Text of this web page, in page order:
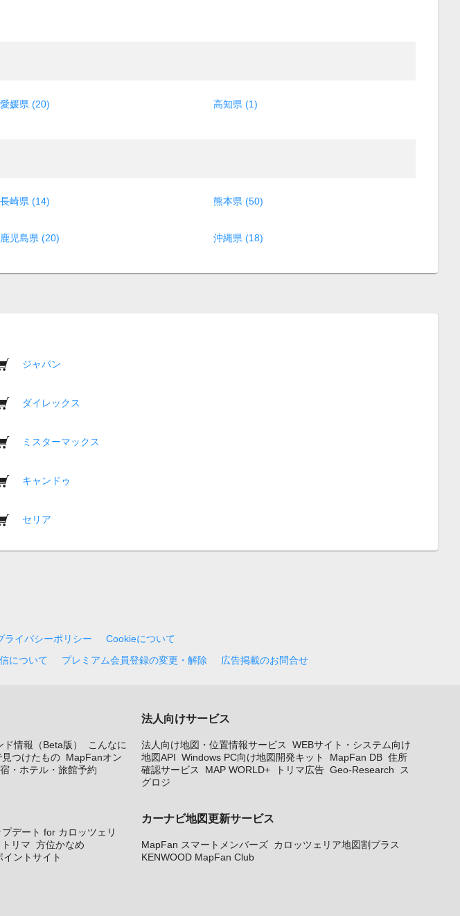
愛媛県 (20) 高知県 (1)
長崎県 (14) 熊本県 (50)
鹿児島県 (20) 沖縄県 (18)
ジャパン
ダイレックス
ミスターマックス
キャンドゥ
セリア
ライバシーポリシー
Cookieについて
について プレミアム会員登録の変更・解除 広告掲載のお問合せ
情報（Beta版）
こんなに
つけたもの MapFanオン
宿・ホテル・旅館予約
デート for カロッツェリ
トリマ 方位かなめ
イントサイト
法人向けサービス
法人向け地図・位置情報サービス
WEBサイト・システム向け
地図API Windows PC向け地図開発キット MapFan DB 住所
確認サービス
MAP WORLD+ トリマ広告 Geo-Research
ス
グロジ
カーナビ地図更新サービス
MapFan スマートメンバーズ カロッツェリア地図割プラス
KENWOOD MapFan Club